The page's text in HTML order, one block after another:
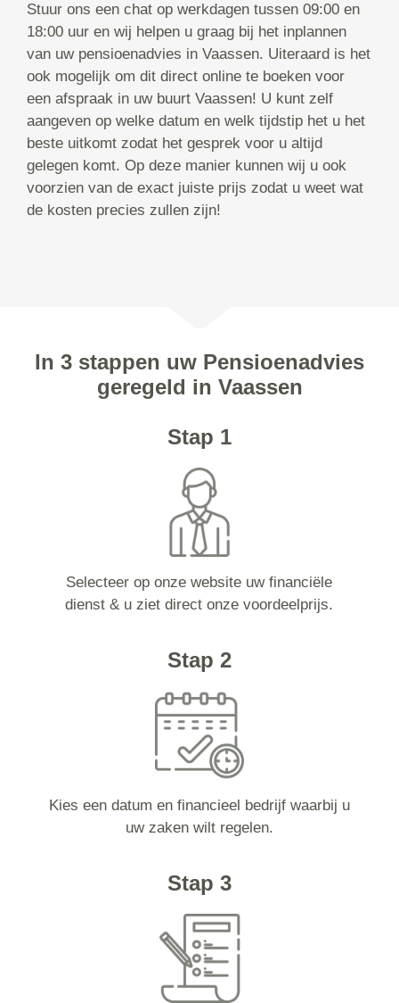
Stuur ons een chat op werkdagen tussen 09:00 en
18:00 uur en wij helpen u graag bij het inplannen
van uw pensioenadvies in Vaassen. Uiteraard is het
ook mogelijk om dit direct online te boeken voor
een afspraak in uw buurt Vaassen! U kunt zelf
aangeven op welke datum en welk tijdstip het u het
beste uitkomt zodat het gesprek voor u altijd
gelegen komt. Op deze manier kunnen wij u ook
voorzien van de exact juiste prijs zodat u weet wat
de kosten precies zullen zijn!
In 3 stappen uw Pensioenadvies
geregeld in Vaassen
Stap 1
Selecteer op onze website uw financiële
dienst & u ziet direct onze voordeelprijs.
Stap 2
Kies een datum en financieel bedrijf waarbij u
uw zaken wilt regelen.
Stap 3